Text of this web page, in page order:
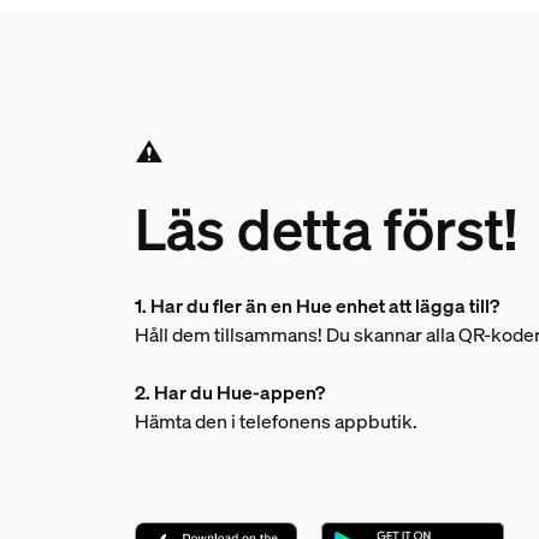
Läs detta först!
1. Har du fler än en Hue enhet att lägga till?
Håll dem tillsammans! Du skannar alla QR-
2. Har du Hue-appen?
Hämta den i telefonens appbutik.